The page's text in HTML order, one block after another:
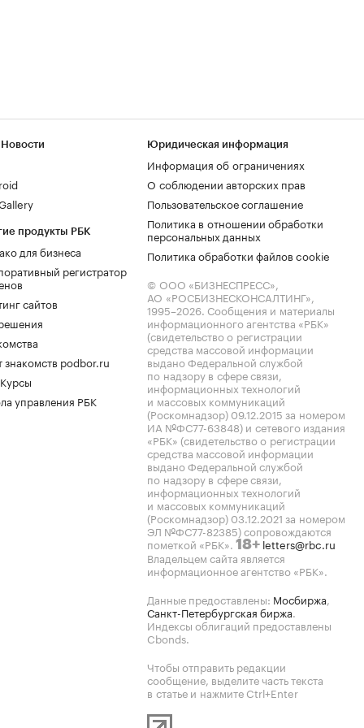
продукты РБК
для бизнеса
регистратор
сайтов
знакомств podbor.ru
управления РБК
Юридическая информация
Информация об ограничениях
О соблюдении авторских прав
Пользовательское соглашение
Политика в отношении обработки
персональных данных
Политика обработки файлов cookie
© ООО «БИЗНЕСПРЕСС»,
АО «РОСБИЗНЕСКОНСАЛТИНГ»,
1995–2026. Сообщения и материалы
информационного агентства «РБК»
(свидетельство о регистрации
средства массовой информации
выдано Федеральной службой
по надзору в сфере связи,
информационных технологий
и массовых коммуникаций
(Роскомнадзор) 09.12.2015 за номером
ИА №ФС77-63848) и сетевого издания
«РБК» (свидетельство о регистрации
средства массовой информации
выдано Федеральной службой
по надзору в сфере связи,
информационных технологий
и массовых коммуникаций
(Роскомнадзор) 03.12.2021 за номером
ЭЛ №ФС77-82385) сопровождаются
пометкой «РБК». 18+ letters@rbc.ru
Владельцем сайта является
информационное агентство «РБК».
Данные предоставлены: Мосбиржа,
Санкт-Петербургская биржа.
Индексы облигаций предоставлены
Cbonds.
Чтобы отправить редакции
сообщение, выделите часть текста
в статье и нажмите Ctrl+Enter